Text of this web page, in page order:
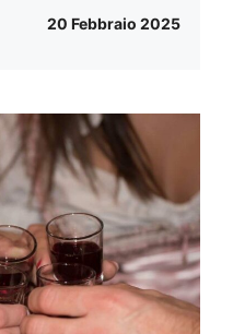
20 Febbraio 2025